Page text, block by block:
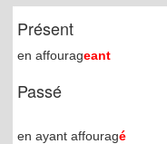
Présent
en affourageant
Passé
en ayant affouragé